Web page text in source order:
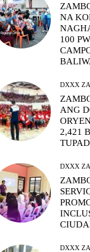
NA
100
DXXX
ANG
2,421
TUPAD
DXXX
DXXX